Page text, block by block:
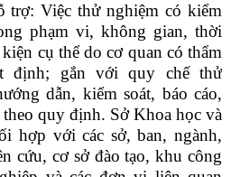
trợ: Việc thử nghiệm có kiểm
phạm vi, không gian, thời
cụ thể do cơ quan có thẩm
định; gắn với quy chế thử
dẫn, kiểm soát, báo cáo,
quy định. Sở Khoa học và
hợp với các sở, ban, ngành,
cứu, cơ sở đào tạo, khu công